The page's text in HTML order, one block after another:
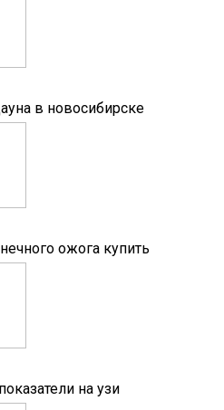
в новосибирске
ожога купить
на узи